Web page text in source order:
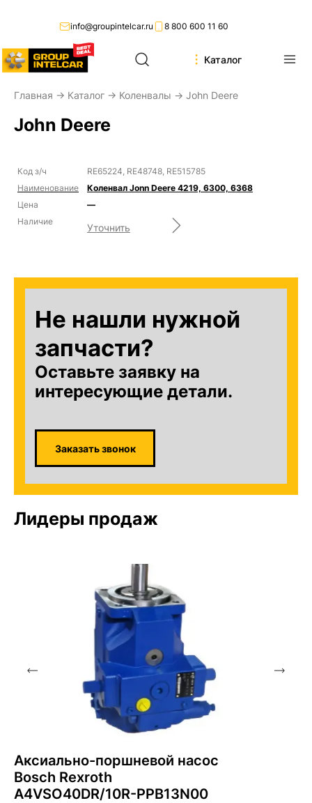
8 800 600 11 60
info@groupintelcar.ru
Каталог
Главная → Каталог → Коленвалы → John Deere
John Deere
RE65224, RE48748, RE515785
Коленвал Jonn Deere 4219, 6300, 6368
—
Уточнить
Не нашли нужной
запчасти?
Оставьте заявку на
интересующие детали.
Заказать звонок
Лидеры продаж
Аксиально-поршневой насос
Bosch Rexroth
A4VSO40DR/10R-PPB13N00